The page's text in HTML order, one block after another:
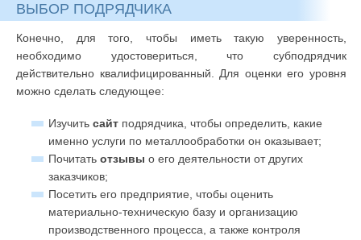
ВЫБОР ПОДРЯДЧИКА
Конечно, для того, чтобы иметь такую уверенность,
необходимо удостовериться, что субподрядчик
действительно квалифицированный. Для оценки его уровня
можно сделать следующее:
Изучить сайт подрядчика, чтобы определить, какие
именно услуги по металлообработки он оказывает;
Почитать отзывы о его деятельности от других
заказчиков;
Посетить его предприятие, чтобы оценить
материально-техническую базу и организацию
производственного процесса, а также контроля